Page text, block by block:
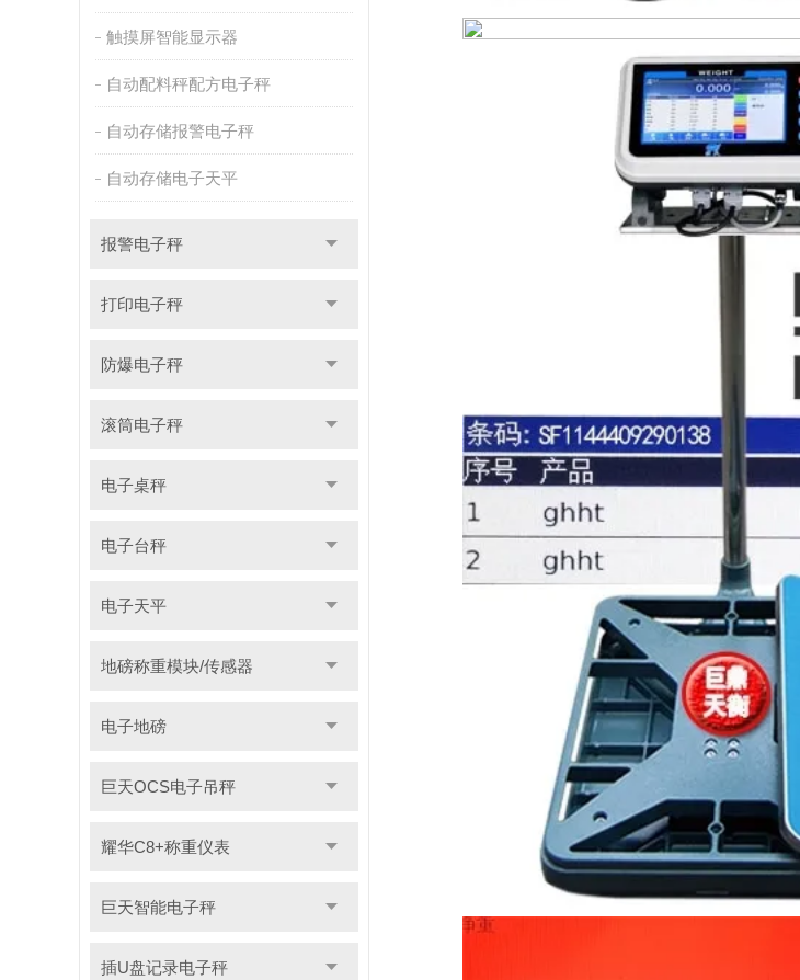
触摸屏智能显示器
自动配料秤配方电子秤
自动存储报警电子秤
自动存储电子天平
报警电子秤
打印电子秤
防爆电子秤
滚筒电子秤
电子桌秤
电子台秤
电子天平
地磅称重模块/传感器
电子地磅
巨天OCS电子吊秤
耀华C8+称重仪表
巨天智能电子秤
插U盘记录电子秤